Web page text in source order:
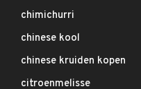
chimichurri
chinese kool
chinese kruiden kopen
citroenmelisse